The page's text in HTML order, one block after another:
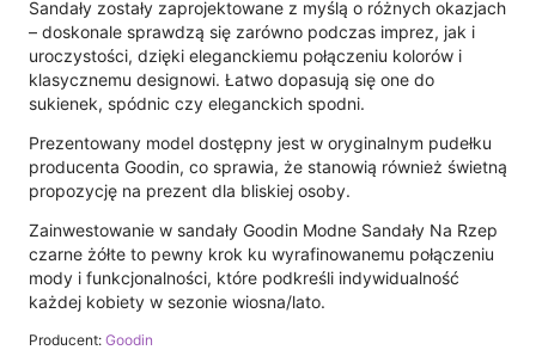
Sandały zostały zaprojektowane z myślą o różnych okazjach
– doskonale sprawdzą się zarówno podczas imprez, jak i
uroczystości, dzięki eleganckiemu połączeniu kolorów i
klasycznemu designowi. Łatwo dopasują się one do
sukienek, spódnic czy eleganckich spodni.
Prezentowany model dostępny jest w oryginalnym pudełku
producenta Goodin, co sprawia, że stanowią również świetną
propozycję na prezent dla bliskiej osoby.
Zainwestowanie w sandały Goodin Modne Sandały Na Rzep
czarne żółte to pewny krok ku wyrafinowanemu połączeniu
mody i funkcjonalności, które podkreśli indywidualność
każdej kobiety w sezonie wiosna/lato.
Producent: Goodin